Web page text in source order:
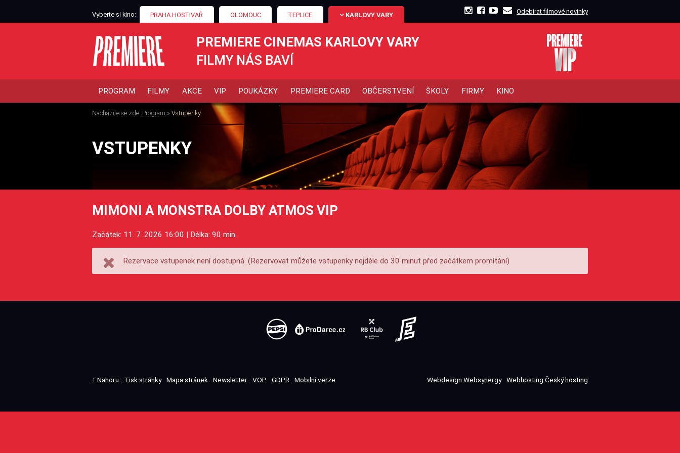
Vyberte si kino: PRAHA HOSTIVAŘ OLOMOUC TEPLICE KARLOVY VARY Odebírat filmové novinky
PREMIERE CINEMAS KARLOVY VARY
FILMY NÁS BAVÍ
PROGRAM FILMY AKCE VIP POUKÁZKY PREMIERE CARD OBČERSTVENÍ ŠKOLY FIRMY KINO
Nacházíte se zde: Program » Vstupenky
VSTUPENKY
MIMONI A MONSTRA DOLBY ATMOS VIP
Začátek: 11. 7. 2026 16:00 | Délka: 90 min.
Rezervace vstupenek není dostupná. (Rezervovat můžete vstupenky nejdéle do 30 minut před začátkem promítání)
↑ Nahoru Tisk stránky Mapa stránek Newsletter VOP GDPR Mobilní verze Webdesign Websynergy Webhosting Český hosting